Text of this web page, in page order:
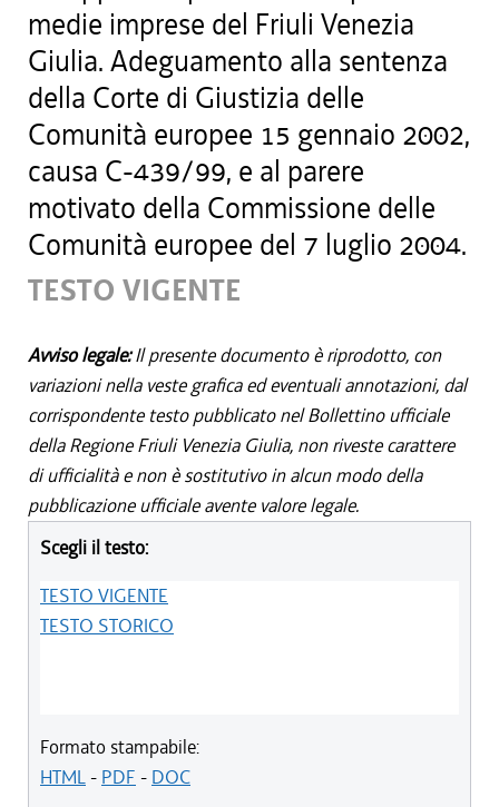
medie imprese del Friuli Venezia
Giulia. Adeguamento alla sentenza
della Corte di Giustizia delle
Comunità europee 15 gennaio 2002,
causa C-439/99, e al parere
motivato della Commissione delle
Comunità europee del 7 luglio 2004.
TESTO VIGENTE
Avviso legale:Il presente documento è riprodotto, con
variazioni nella veste grafica ed eventuali annotazioni, dal
corrispondente testo pubblicato nel Bollettino ufficiale
della Regione Friuli Venezia Giulia, non riveste carattere
di ufficialità e non è sostitutivo in alcun modo della
pubblicazione ufficiale avente valore legale.
Scegli il testo:
TESTO VIGENTE
TESTO STORICO
Formato stampabile:
HTML- PDF - DOC